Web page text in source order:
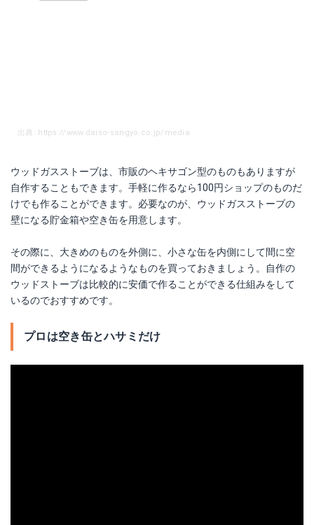
出典: https://www.daiso-sangyo.co.jp/media
ウッドガスストーブは、市販のヘキサゴン型のものもありますが
自作することもできます。手軽に作るなら100円ショップのものだ
けでも作ることができます。必要なのが、ウッドガスストーブの
壁になる貯金箱や空き缶を用意します。
その際に、大きめのものを外側に、小さな缶を内側にして間に空
間ができるようになるようなものを買っておきましょう。自作の
ウッドストーブは比較的に安価で作ることができる仕組みをして
いるのでおすすめです。
プロは空き缶とハサミだけ